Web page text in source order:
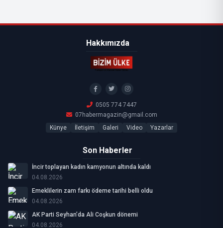
Hakkımızda
0505 774 7447
07habermagazin@gmail.com
Künye
İletişim Galeri Video Yazarlar
Son Haberler
İncir toplayan kadın kamyonun altında kaldı
04.08.2026
Emeklilerin zam farkı ödeme tarihi belli oldu
04.08.2026
AK Parti Seyhan’da Ali Coşkun dönemi
04.08.2026